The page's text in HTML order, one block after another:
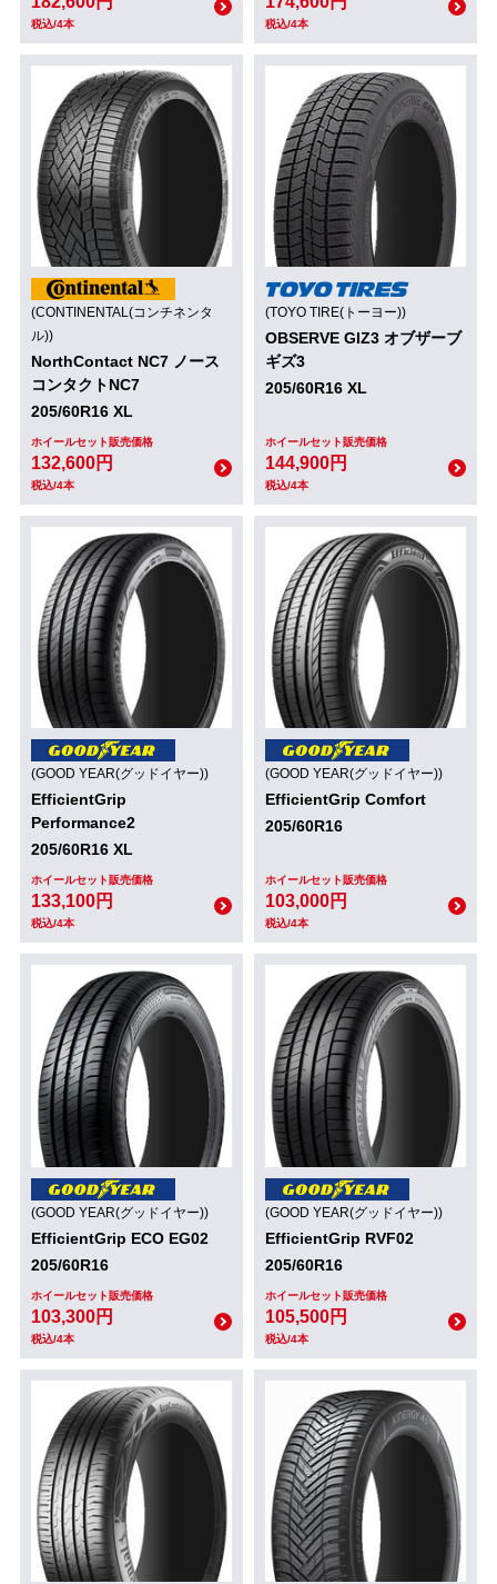
税込/4本 税込/4本
(CONTINENTAL(コンチネンタ
ル))
NorthContact NC7 ノース
コンタクトNC7
205/60R16 XL
ホイールセット販売価格
132,600円
税込/4本
(TOYO TIRE(トーヨー))
OBSERVE GIZ3 オブザーブ
ギズ3
205/60R16 XL
ホイールセット販売価格
144,900円
税込/4本
(GOOD YEAR(グッドイヤー))
EfficientGrip
Performance2
205/60R16 XL
ホイールセット販売価格
133,100円
税込/4本
(GOOD YEAR(グッドイヤー))
EfficientGrip Comfort
205/60R16
ホイールセット販売価格
103,000円
税込/4本
(GOOD YEAR(グッドイヤー))
EfficientGrip ECO EG02
205/60R16
ホイールセット販売価格
103,300円
税込/4本
(GOOD YEAR(グッドイヤー))
EfficientGrip RVF02
205/60R16
ホイールセット販売価格
105,500円
税込/4本